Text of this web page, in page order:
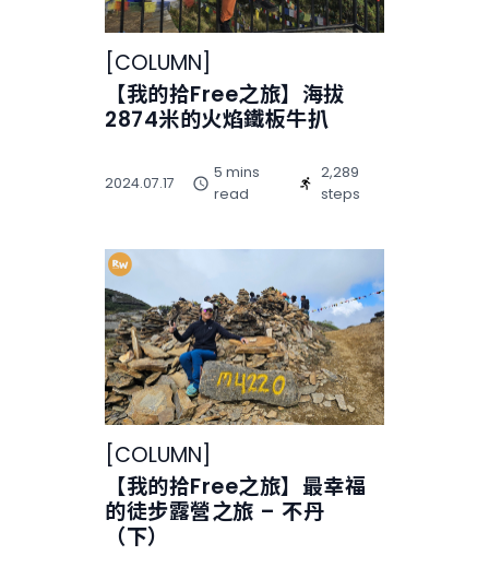
COLUMN
【我的拾Free之旅】海拔
2874米的火焰鐵板牛扒
2024.07.17
5 mins
read
2,289
steps
COLUMN
【我的拾Free之旅】最幸福
的徒步露營之旅 – 不丹
（下）